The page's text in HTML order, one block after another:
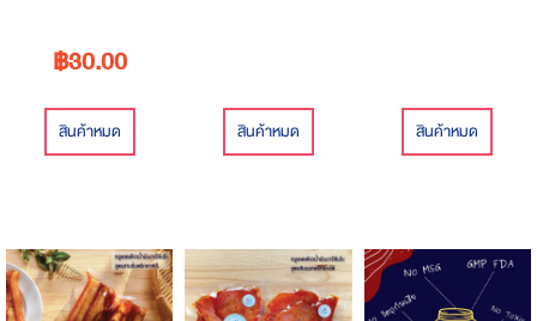
฿30.00
สินค้าหมด สินค้าหมด สินค้าหมด